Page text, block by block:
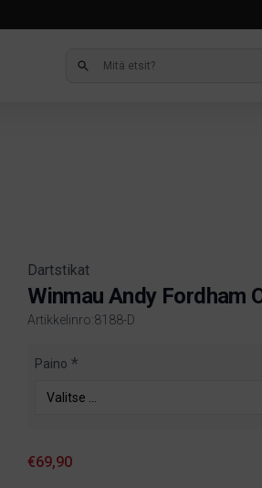
Dartstikat
Winmau Andy Fordham
Artikkelinro:8188-D
Product information
Paino
€69,90